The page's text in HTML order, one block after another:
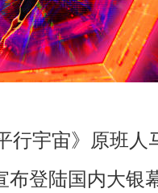
行宇宙》原班人
布登陆国内大银